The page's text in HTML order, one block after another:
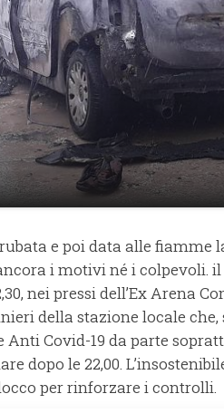
e poi data alle fiamme
i motivi né i colpevoli.
nei pressi dell’Ex Arena
della stazione locale
Anti Covid-19 da parte
dopo le 22,00.
per rinforzare i controlli.